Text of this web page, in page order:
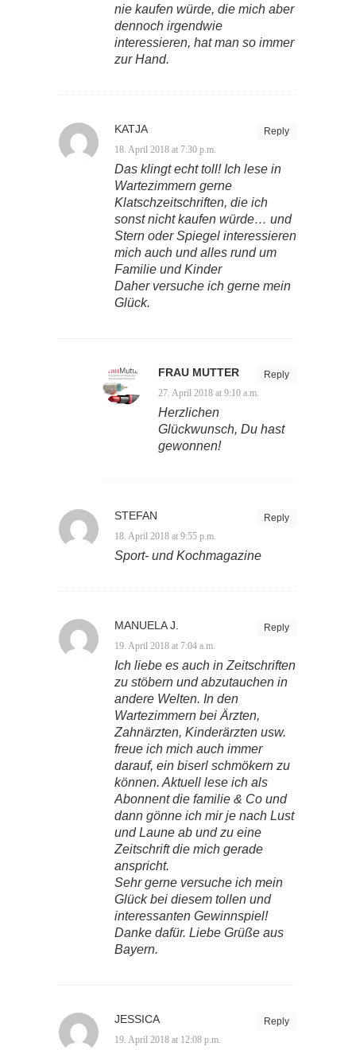
nie kaufen würde, die mich aber
dennoch irgendwie
interessieren, hat man so immer
zur Hand.
Reply
KATJA
18. April 2018 at 7:30 p.m.
Das klingt echt toll! Ich lese in
Wartezimmern gerne
Klatschzeitschriften, die ich
sonst nicht kaufen würde… und
Stern oder Spiegel interessieren
mich auch und alles rund um
Familie und Kinder
Daher versuche ich gerne mein
Glück.
Reply
FRAU MUTTER
27. April 2018 at 9:10 a.m.
Herzlichen
Glückwunsch, Du hast
gewonnen!
Reply
STEFAN
18. April 2018 at 9:55 p.m.
Sport- und Kochmagazine
Reply
MANUELA J.
19. April 2018 at 7:04 a.m.
Ich liebe es auch in Zeitschriften
zu stöbern und abzutauchen in
andere Welten. In den
Wartezimmern bei Ärzten,
Zahnärzten, Kinderärzten usw.
freue ich mich auch immer
darauf, ein biserl schmökern zu
können. Aktuell lese ich als
Abonnent die familie & Co und
dann gönne ich mir je nach Lust
und Laune ab und zu eine
Zeitschrift die mich gerade
anspricht.
Sehr gerne versuche ich mein
Glück bei diesem tollen und
interessanten Gewinnspiel!
Danke dafür. Liebe Grüße aus
Bayern.
Reply
JESSICA
19. April 2018 at 12:08 p.m.